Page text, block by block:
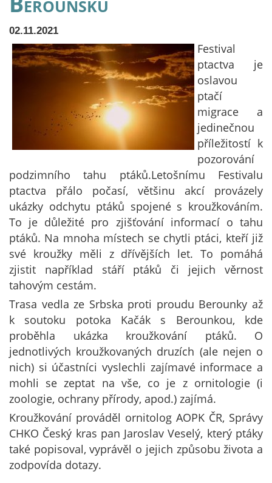
02.11.2021
Festival
ptactva je
oslavou
ptačí
migrace a
jedinečnou
příležitostí k
pozorování
podzimního tahu ptáků.Letošnímu Festivalu
ptactva přálo počasí, většinu akcí provázely
ukázky odchytu ptáků spojené s kroužkováním.
To je důležité pro zjišťování informací o tahu
ptáků. Na mnoha místech se chytli ptáci, kteří již
své kroužky měli z dřívějších let. To pomáhá
zjistit například stáří ptáků či jejich věrnost
tahovým cestám.
Trasa vedla ze Srbska proti proudu Berounky až
k soutoku potoka Kačák s Berounkou, kde
proběhla ukázka kroužkování ptáků. O
jednotlivých kroužkovaných druzích (ale nejen o
nich) si účastníci vyslechli zajímavé informace a
mohli se zeptat na vše, co je z ornitologie (i
zoologie, ochrany přírody, apod.) zajímá.
Kroužkování prováděl ornitolog AOPK ČR, Správy
CHKO Český kras pan Jaroslav Veselý, který ptáky
také popisoval, vyprávěl o jejich způsobu života a
zodpovída dotazy.